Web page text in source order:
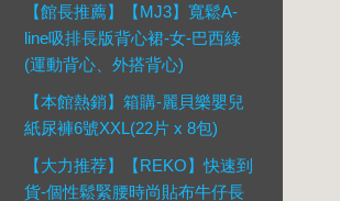
【館長推薦】【MJ3】寬鬆A-
line吸排長版背心裙-女-巴西綠
(運動背心、外搭背心)
【本館熱銷】箱購-麗貝樂嬰兒
紙尿褲6號XXL(22片 x 8包)
【大力推荐】【REKO】快速到
貨-個性鬆緊腰時尚貼布牛仔長